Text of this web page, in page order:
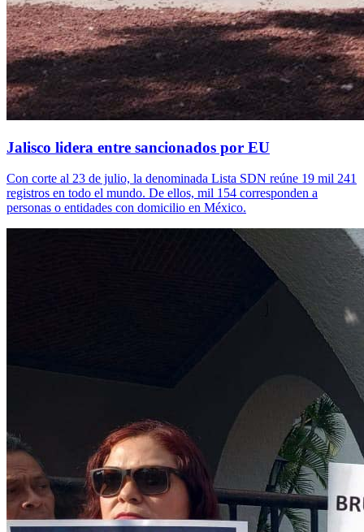
Jalisco lidera entre sancionados por EU
Con corte al 23 de julio, la denominada Lista SDN reúne 19 mil 241
registros en todo el mundo. De ellos, mil 154 corresponden a
personas o entidades con domicilio en México.